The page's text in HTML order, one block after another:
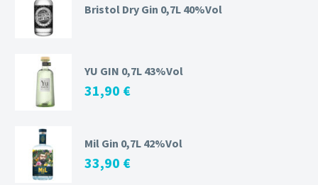
Bristol Dry Gin 0,7L 40%Vol
YU GIN 0,7L 43%Vol
31,90 €
Mil Gin 0,7L 42%Vol
33,90 €